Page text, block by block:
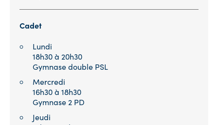
Cadet
Lundi
18h30 à 20h30
Gymnase double PSL
Mercredi
16h30 à 18h30
Gymnase 2 PD
Jeudi